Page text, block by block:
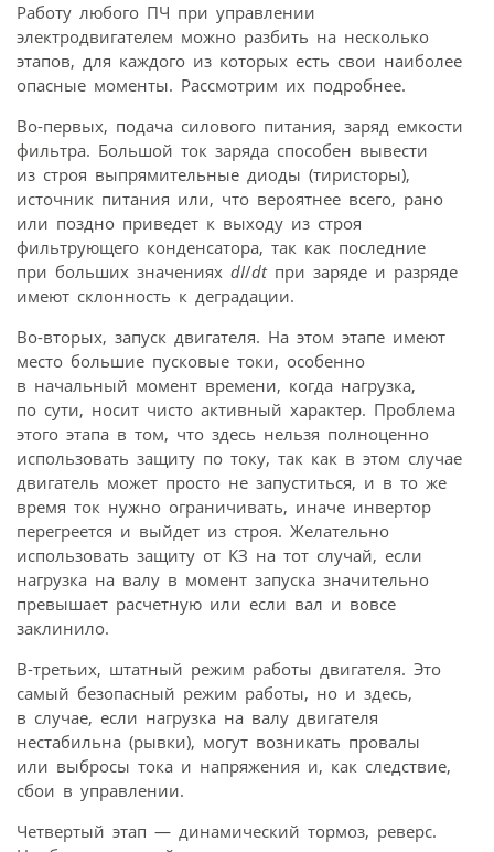
Работу любого ПЧ при управлении
электродвигателем можно разбить на несколько
этапов, для каждого из которых есть свои наиболее
опасные моменты. Рассмотрим их подробнее.
Во-первых, подача силового питания, заряд емкости
фильтра. Большой ток заряда способен вывести
из строя выпрямительные диоды (тиристоры),
источник питания или, что вероятнее всего, рано
или поздно приведет к выходу из строя
фильтрующего конденсатора, так как последние
при больших значениях dI/dtпри заряде и разряде
имеют склонность к деградации.
Во-вторых, запуск двигателя. На этом этапе имеют
место большие пусковые токи, особенно
в начальный момент времени, когда нагрузка,
по сути, носит чисто активный характер. Проблема
этого этапа в том, что здесь нельзя полноценно
использовать защиту по току, так как в этом случае
двигатель может просто не запуститься, и в то же
время ток нужно ограничивать, иначе инвертор
перегреется и выйдет из строя. Желательно
использовать защиту от КЗ на тот случай, если
нагрузка на валу в момент запуска значительно
превышает расчетную или если вал и вовсе
заклинило.
В-третьих, штатный режим работы двигателя. Это
самый безопасный режим работы, но и здесь,
в случае, если нагрузка на валу двигателя
нестабильна (рывки), могут возникать провалы
или выбросы тока и напряжения и, как следствие,
сбои в управлении.
Четвертый этап — динамический тормоз, реверс.